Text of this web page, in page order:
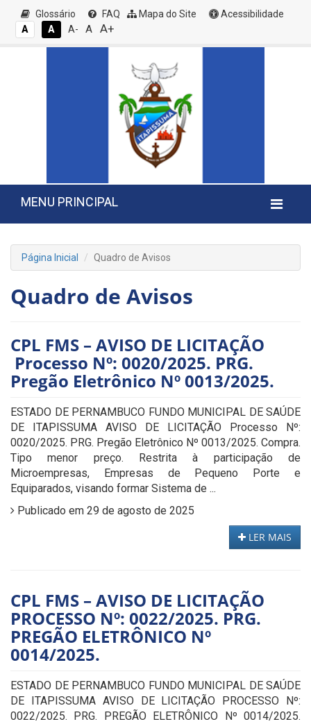
Glossário FAQ Mapa do Site
Acessibilidade
A
A A- A A+
MENU PRINCIPAL
Página Inicial Quadro de Avisos
Quadro de Avisos
CPL FMS – AVISO DE LICITAÇÃO
Processo Nº: 0020/2025. PRG.
Pregão Eletrônico Nº 0013/2025.
ESTADO DE PERNAMBUCO FUNDO MUNICIPAL DE SAÚDE
DE ITAPISSUMA AVISO DE LICITAÇÃO Processo Nº:
0020/2025. PRG. Pregão Eletrônico Nº 0013/2025. Compra.
Tipo menor preço. Restrita à participação de
Microempresas, Empresas de Pequeno Porte e
Equiparados, visando formar Sistema de ...
Publicado em 29 de agosto de 2025
LER MAIS
CPL FMS – AVISO DE LICITAÇÃO
PROCESSO Nº: 0022/2025. PRG.
PREGÃO ELETRÔNICO Nº
0014/2025.
ESTADO DE PERNAMBUCO FUNDO MUNICIPAL DE SAÚDE
DE ITAPISSUMA AVISO DE LICITAÇÃO PROCESSO Nº:
0022/2025. PRG. PREGÃO ELETRÔNICO Nº 0014/2025.